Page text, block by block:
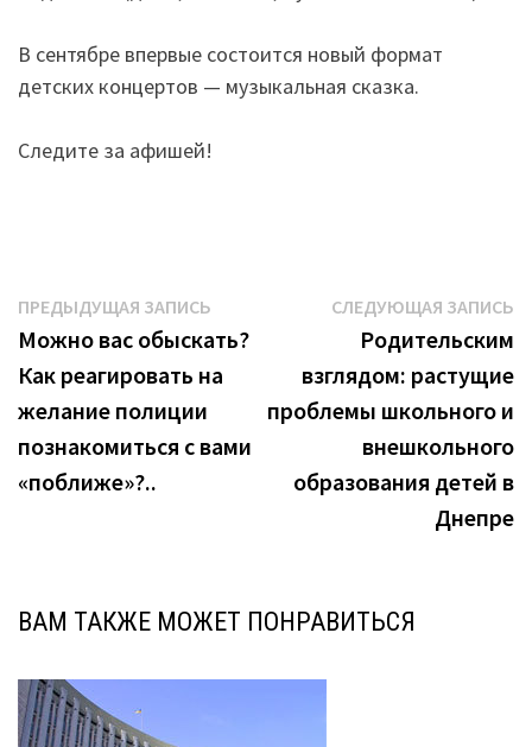
В сентябре впервые состоится новый формат
детских концертов — музыкальная сказка.
Следите за афишей!
Навигация
по
записям
ПРЕДЫДУЩАЯ ЗАПИСЬ
запись:
Можно вас обыскать?
Как реагировать на
желание полиции
познакомиться с вами
«поближе»?..
СЛЕДУЮЩАЯ ЗАПИСЬ
Родительским
взглядом: растущие
проблемы школьного и
внешкольного
образования детей в
Днепре
ВАМ ТАКЖЕ МОЖЕТ ПОНРАВИТЬСЯ